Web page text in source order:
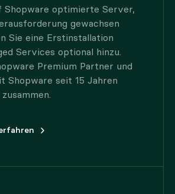
Shopware optimierte Server,
gewachsen
Sie eine Erstinstallation
Services optional hinzu.
Premium Partner und
Shopware seit 15 Jahren